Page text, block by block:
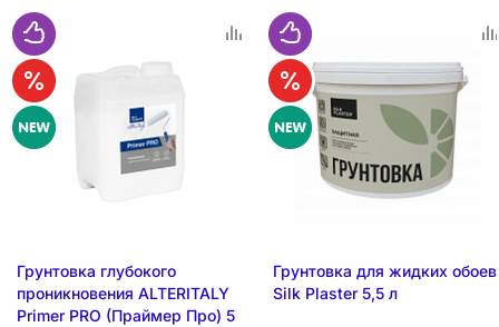
Грунтовка глубокого
проникновения ALTERITALY
Primer PRO (Праймер Про) 5
Грунтовка для жидких обоев
Silk Plaster 5,5 л